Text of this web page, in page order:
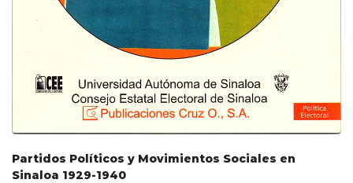
Partidos Políticos y Movimientos Sociales en
Sinaloa 1929-1940